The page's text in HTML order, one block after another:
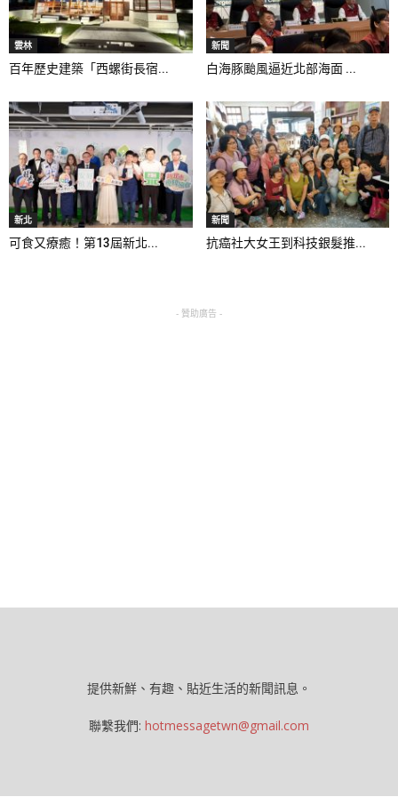
雲林
百年歷史建築「西螺街長宿...
新聞
白海豚颱風逼近北部海面 ...
新北
可食又療癒！第13屆新北...
新聞
抗癌社大女王到科技銀髮推...
- 贊助廣告 -
提供新鮮、有趣、貼近生活的新聞訊息。
聯繫我們: hotmessagetwn@gmail.com